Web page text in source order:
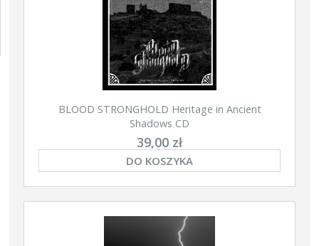
BLOOD STRONGHOLD Heritage in Ancient
Shadows CD
39,00 zł
DO KOSZYKA